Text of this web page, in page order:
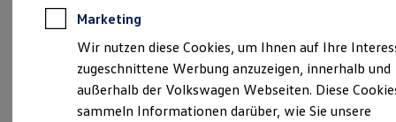
Elektroautos
ID. Tutorials
Elektrofahrzeugkonzepte
Reichweite
Reichweite der ID. Modelle
Reichweite im Winter
autohaus.koerper@de754420.vapn.de
Montag
Sonntag
Geschlossen
Marketing
Wir nutzen diese Cookies, um Ihnen auf Ihre
zugeschnittene Werbung anzuzeigen, innerhalb und
außerhalb der Volkswagen Webseiten. Diese
sammeln Informationen darüber, wie Sie unsere